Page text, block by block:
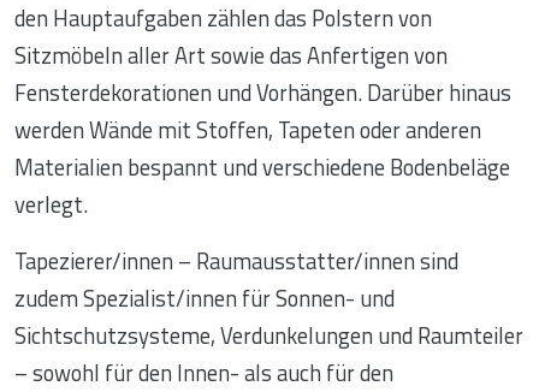
den Hauptaufgaben zählen das Polstern von
Sitzmöbeln aller Art sowie das Anfertigen von
Fensterdekorationen und Vorhängen. Darüber hinaus
werden Wände mit Stoffen, Tapeten oder anderen
Materialien bespannt und verschiedene Bodenbeläge
verlegt.
Tapezierer/innen – Raumausstatter/innen sind
zudem Spezialist/innen für Sonnen- und
Sichtschutzsysteme, Verdunkelungen und Raumteiler
– sowohl für den Innen- als auch für den